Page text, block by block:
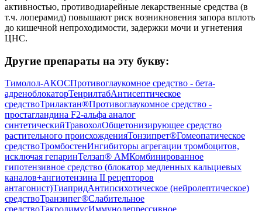
активностью, противодиарейные лекарственные средства (в
т.ч. лоперамид) повышают риск возникновения запора вплоть
до кишечной непроходимости, задержки мочи и угнетения
ЦНС.
Другие препараты на эту букву:
Тимолол-АКОСПротивоглаукомное средство - бета-
адреноблокаторТенрилтабАнтисептическое
средствоТрилактан®Противоглаукомное средство -
простагландина F2-альфа аналог
синтетическийТравохолОбщетонизирующее средство
растительного происхожденияТонзипрет®Гомеопатическое
средствоТромбостенИнгибиторы агрегации тромбоцитов,
исключая гепаринТелзап® АМКомбинированное
гипотензивное средство (блокатор медленных кальциевых
каналов+ангиотензина II рецепторов
антагонист)ТиапридАнтипсихотическое (нейролептическое)
средствоТранзипег®Слабительное